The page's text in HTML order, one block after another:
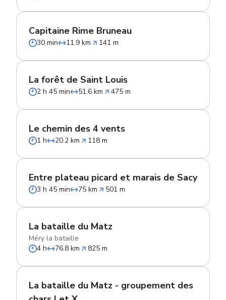
Capitaine Rime Bruneau
30 min 11.9 km 141 m
La forêt de Saint Louis
2 h 45 min 51.6 km 475 m
Le chemin des 4 vents
1 h 20.2 km 118 m
Entre plateau picard et marais de Sacy
3 h 45 min 75 km 501 m
La bataille du Matz
Méry la bataille
4 h
76.8 km 825 m
La bataille du Matz - groupement des